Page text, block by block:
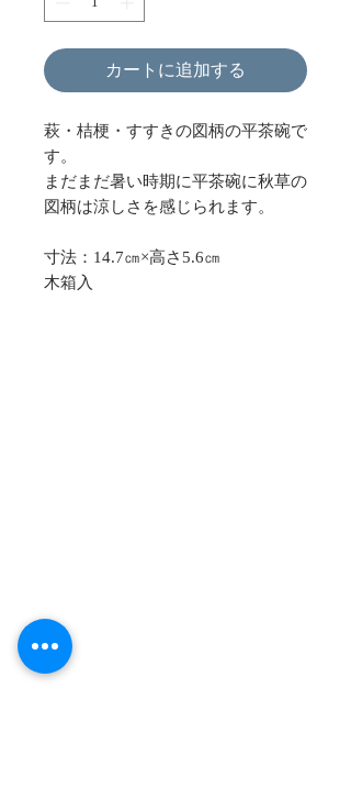
カートに追加する
萩・桔梗・すすきの図柄の平茶碗で
す。
まだまだ暑い時期に平茶碗に秋草の
図柄は涼しさを感じられます。
寸法：14.7㎝×高さ5.6㎝
木箱入